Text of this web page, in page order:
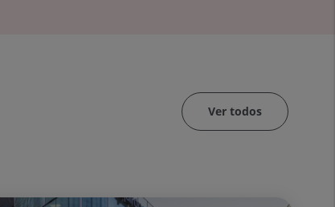
Ver todos